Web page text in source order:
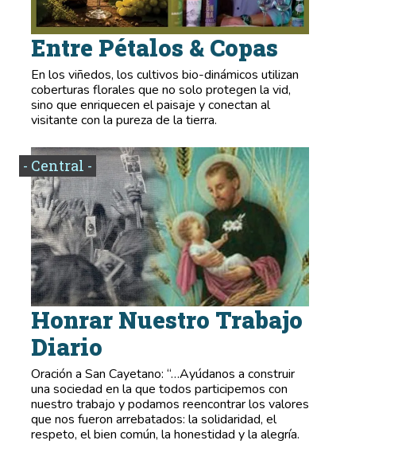
Entre Pétalos & Copas
En los viñedos, los cultivos bio-dinámicos utilizan
coberturas florales que no solo protegen la vid,
sino que enriquecen el paisaje y conectan al
visitante con la pureza de la tierra.
- Central -
Honrar Nuestro Trabajo
Diario
Oración a San Cayetano: “…Ayúdanos a construir
una sociedad en la que todos participemos con
nuestro trabajo y podamos reencontrar los valores
que nos fueron arrebatados: la solidaridad, el
respeto, el bien común, la honestidad y la alegría.